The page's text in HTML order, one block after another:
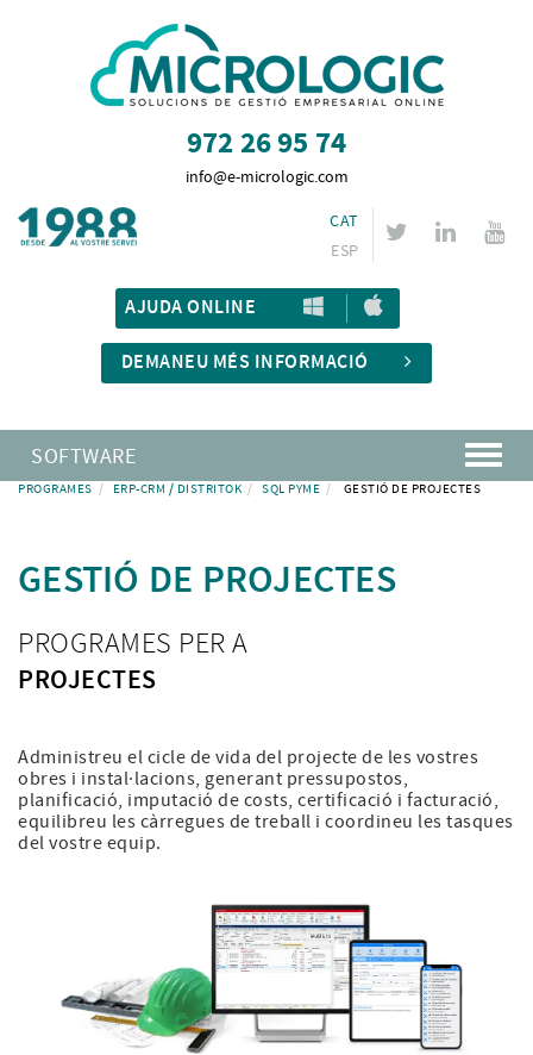
972 26 95 74
info@e-micrologic.com
CAT
ESP
AJUDA ONLINE
DEMANEU MÉS INFORMACIÓ
SOFTWARE
PROGRAMES ERP-CRM / DISTRITOK SQL PYME GESTIÓ DE PROJECTES
GESTIÓ DE PROJECTES
PROGRAMES PER A
PROJECTES
Administreu el cicle de vida del projecte de les vostres
obres i instal·lacions, generant pressupostos,
planificació, imputació de costs, certificació i facturació,
equilibreu les càrregues de treball i coordineu les tasques
del vostre equip.